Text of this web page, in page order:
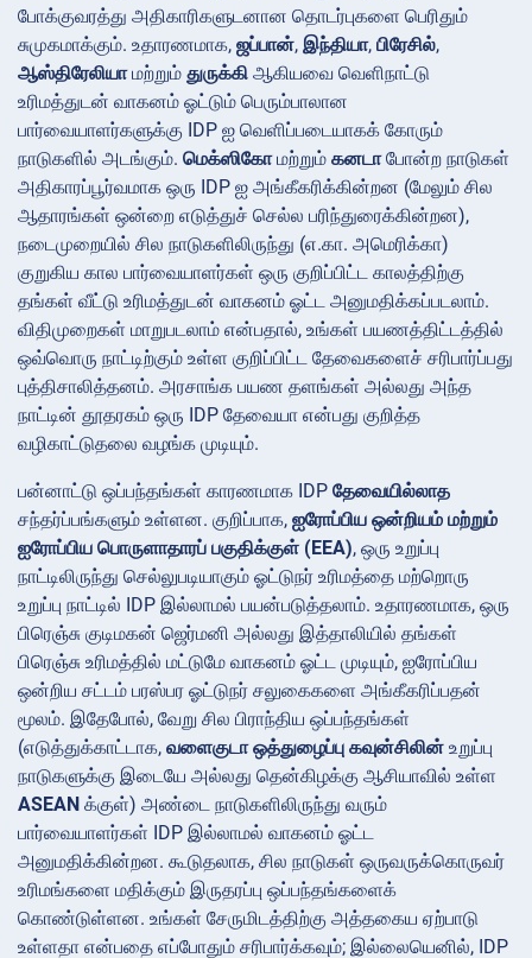
போக்குவரத்து அதிகாரிகளுடனான தொடர்புகளை பெரிதும்
சுமுகமாக்கும். உதாரணமாக, ஜப்பான், இந்தியா, பிரேசில்,
ஆஸ்திரேலியாமற்றும் துருக்கி ஆகியவை வெளிநாட்டு
உரிமத்துடன் வாகனம் ஓட்டும் பெரும்பாலான
பார்வையாளர்களுக்கு IDP ஐ வெளிப்படையாகக் கோரும்
நாடுகளில் அடங்கும். மெக்ஸிகோமற்றும் கனடாபோன்ற நாடுகள்
அதிகாரப்பூர்வமாக ஒரு IDP ஐ அங்கீகரிக்கின்றன (மேலும் சில
ஆதாரங்கள் ஒன்றை எடுத்துச் செல்ல பரிந்துரைக்கின்றன),
நடைமுறையில் சில நாடுகளிலிருந்து (எ.கா. அமெரிக்கா)
குறுகிய கால பார்வையாளர்கள் ஒரு குறிப்பிட்ட காலத்திற்கு
தங்கள் வீட்டு உரிமத்துடன் வாகனம் ஓட்ட அனுமதிக்கப்படலாம்.
விதிமுறைகள் மாறுபடலாம் என்பதால், உங்கள் பயணத்திட்டத்தில்
ஒவ்வொரு நாட்டிற்கும் உள்ள குறிப்பிட்ட தேவைகளைச் சரிபார்ப்பது
புத்திசாலித்தனம். அரசாங்க பயண தளங்கள் அல்லது அந்த
நாட்டின் தூதரகம் ஒரு IDP தேவையா என்பது குறித்த
வழிகாட்டுதலை வழங்க முடியும்.
பன்னாட்டு ஒப்பந்தங்கள் காரணமாக IDP தேவையில்லாத
சந்தர்ப்பங்களும் உள்ளன. குறிப்பாக, ஐரோப்பிய ஒன்றியம் மற்றும்
ஐரோப்பிய பொருளாதாரப் பகுதிக்குள் (EEA), ஒரு உறுப்பு
நாட்டிலிருந்து செல்லுபடியாகும் ஓட்டுநர் உரிமத்தை மற்றொரு
உறுப்பு நாட்டில் IDP இல்லாமல் பயன்படுத்தலாம். உதாரணமாக, ஒரு
பிரெஞ்சு குடிமகன் ஜெர்மனி அல்லது இத்தாலியில் தங்கள்
பிரெஞ்சு உரிமத்தில் மட்டுமே வாகனம் ஓட்ட முடியும், ஐரோப்பிய
ஒன்றிய சட்டம் பரஸ்பர ஓட்டுநர் சலுகைகளை அங்கீகரிப்பதன்
மூலம். இதேபோல், வேறு சில பிராந்திய ஒப்பந்தங்கள்
(எடுத்துக்காட்டாக, வளைகுடா ஒத்துழைப்பு கவுன்சிலின் உறுப்பு
நாடுகளுக்கு இடையே அல்லது தென்கிழக்கு ஆசியாவில் உள்ள
ASEAN க்குள்) அண்டை நாடுகளிலிருந்து வரும்
பார்வையாளர்கள் IDP இல்லாமல் வாகனம் ஓட்ட
அனுமதிக்கின்றன. கூடுதலாக, சில நாடுகள் ஒருவருக்கொருவர்
உரிமங்களை மதிக்கும் இருதரப்பு ஒப்பந்தங்களைக்
கொண்டுள்ளன. உங்கள் சேருமிடத்திற்கு அத்தகைய ஏற்பாடு
உள்ளதா என்பதை எப்போதும் சரிபார்க்கவும்; இல்லையெனில், IDP